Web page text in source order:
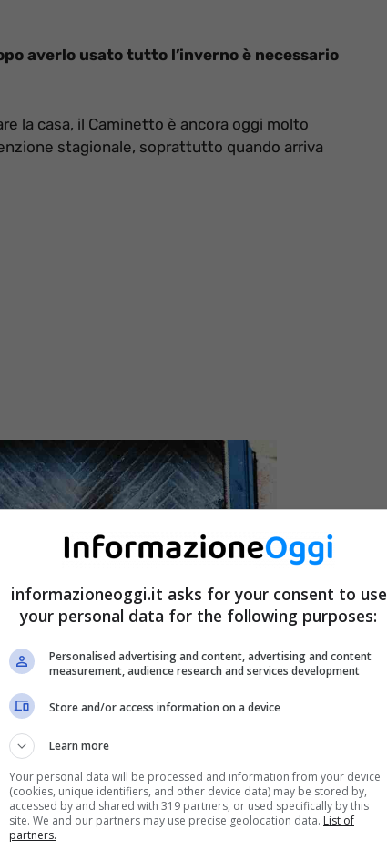
averlo usato tutto l’inverno è necessario
la casa, il Caminetto è ancora oggi molto
stagionale, soprattutto quando arriva
informazioneoggi.it asks for your consent to use
your personal data for the following purposes:
Personalised advertising and content, advertising and content
measurement, audience research and services development
Store and/or access information on a device
Learn more
Your personal data will be processed and information from your device
(cookies, unique identifiers, and other device data) may be stored by,
accessed by and shared with 319 partners, or used specifically by this
site. We and our partners may use precise geolocation data. List of
partners.